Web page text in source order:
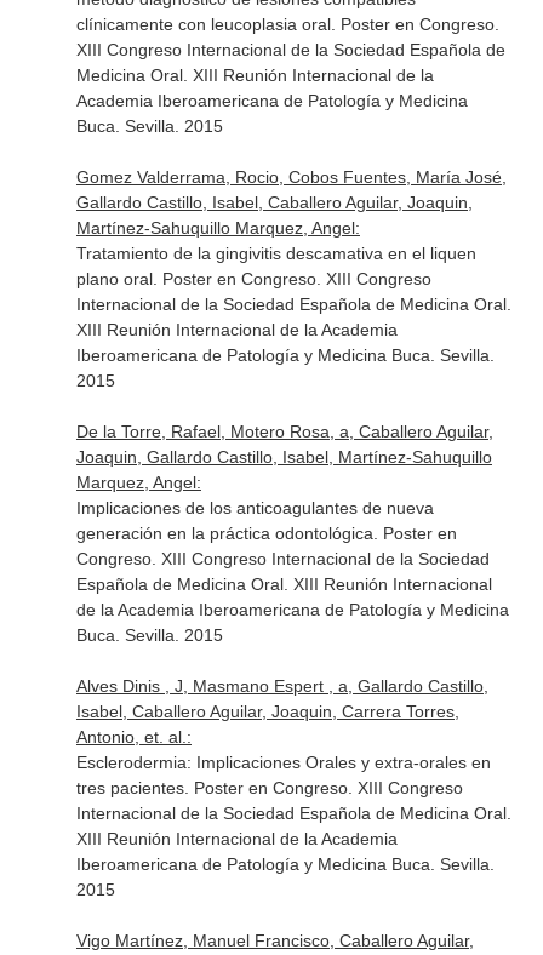
clínicamente con leucoplasia oral. Poster en Congreso.
XIII Congreso Internacional de la Sociedad Española de
Medicina Oral. XIII Reunión Internacional de la
Academia Iberoamericana de Patología y Medicina
Buca. Sevilla. 2015
Gomez Valderrama, Rocio, Cobos Fuentes, María José,
Gallardo Castillo, Isabel, Caballero Aguilar, Joaquin,
Martínez-Sahuquillo Marquez, Angel:
Tratamiento de la gingivitis descamativa en el liquen
plano oral. Poster en Congreso. XIII Congreso
Internacional de la Sociedad Española de Medicina Oral.
XIII Reunión Internacional de la Academia
Iberoamericana de Patología y Medicina Buca. Sevilla.
2015
De la Torre, Rafael, Motero Rosa, a, Caballero Aguilar,
Joaquin, Gallardo Castillo, Isabel, Martínez-Sahuquillo
Marquez, Angel:
Implicaciones de los anticoagulantes de nueva
generación en la práctica odontológica. Poster en
Congreso. XIII Congreso Internacional de la Sociedad
Española de Medicina Oral. XIII Reunión Internacional
de la Academia Iberoamericana de Patología y Medicina
Buca. Sevilla. 2015
Alves Dinis , J, Masmano Espert , a, Gallardo Castillo,
Isabel, Caballero Aguilar, Joaquin, Carrera Torres,
Antonio, et. al.:
Esclerodermia: Implicaciones Orales y extra-orales en
tres pacientes. Poster en Congreso. XIII Congreso
Internacional de la Sociedad Española de Medicina Oral.
XIII Reunión Internacional de la Academia
Iberoamericana de Patología y Medicina Buca. Sevilla.
2015
Vigo Martínez, Manuel Francisco, Caballero Aguilar,